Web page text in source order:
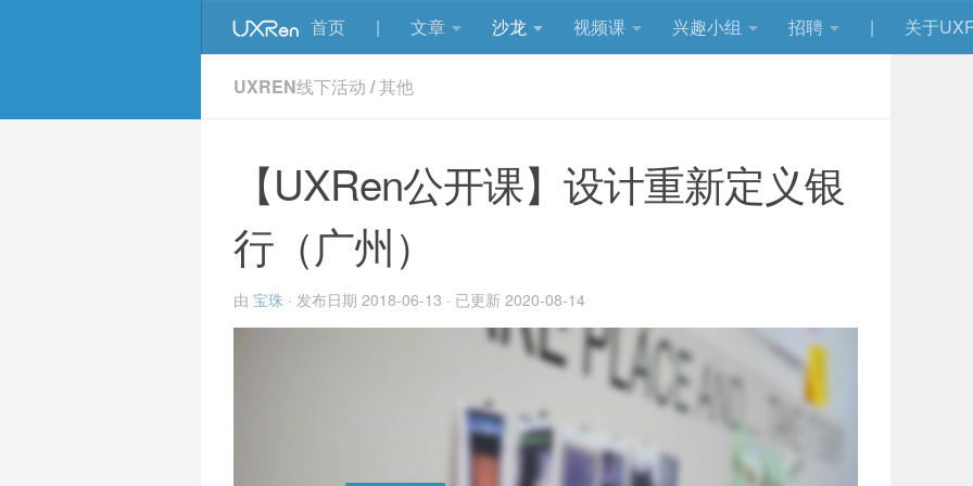
首页 | 文章 沙龙 视频课 兴趣小组 招聘 | 关于
UXREN线下活动 /其他
【UXRen公开课】设计重新定义银
行（广州）
由 宝珠 · 发布日期 2018-06-13 · 已更新 2020-08-14